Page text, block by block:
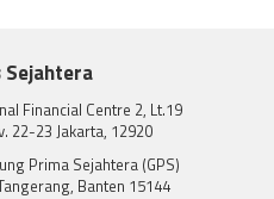
Sejahtera
Financial Centre 2, Lt.19
22-23 Jakarta, 12920
Prima Sejahtera (GPS)
Banten 15144